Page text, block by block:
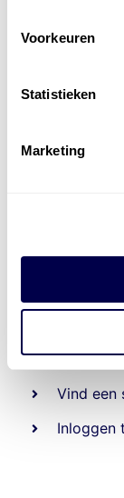
Voorkeuren
Statistieken
Marketing
laadpassen
Den
Vind een
Inloggen